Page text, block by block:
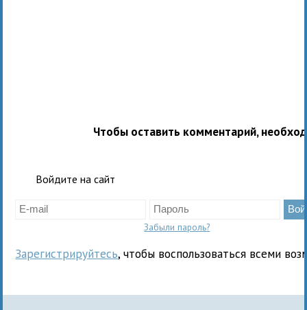
Чтобы оставить комментарий,
Войдите на сайт
Забыли пароль?
Зарегистрируйтесь, чтобы воспользоваться всеми